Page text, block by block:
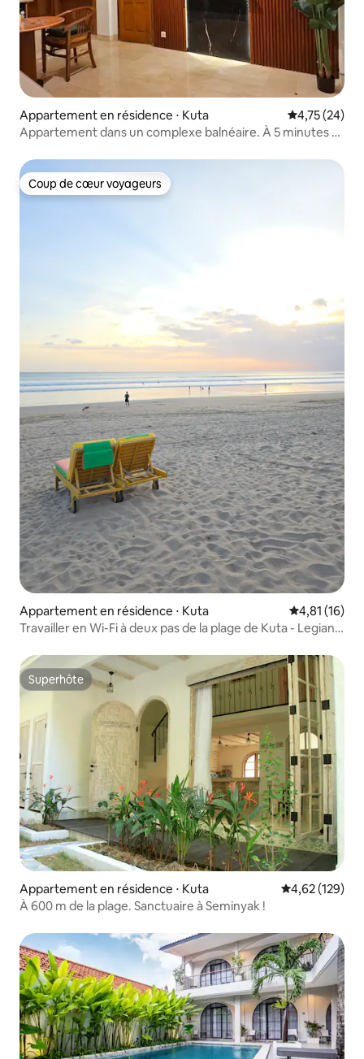
Appartement en résidence ⋅ Kuta Évaluation
4,75 (24)
Appartement dans un complexe balnéaire. À 5 minutes à
Coup de cœur voyageurs
Coup de cœur voyageurs
Appartement en résidence ⋅ Kuta Évaluation
4,81 (16)
Travailler en Wi-Fi à deux pas de la plage de Kuta - Legian -
Superhôte
Superhôte
Appartement en résidence ⋅ Kuta Évaluation
4,62 (129)
À 600 m de la plage. Sanctuaire à Seminyak !